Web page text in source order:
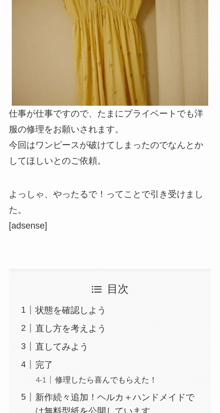
仕事が仕事ですので、たまにプライベートでも洋
服の修理をお願いされます。
今回はワンピースが破けてしまったのでなんとか
してほしいとのご依頼。
よっしゃ、やったるで！ってことで引き受けまし
た。
[adsense]
目次
状態を確認しよう
直し方を考えよう
直してみよう
完了
修理したら喜んでもらえた！
新作続々追加！ヘルカ＋ハンドメイドで
は無料型紙を公開しています